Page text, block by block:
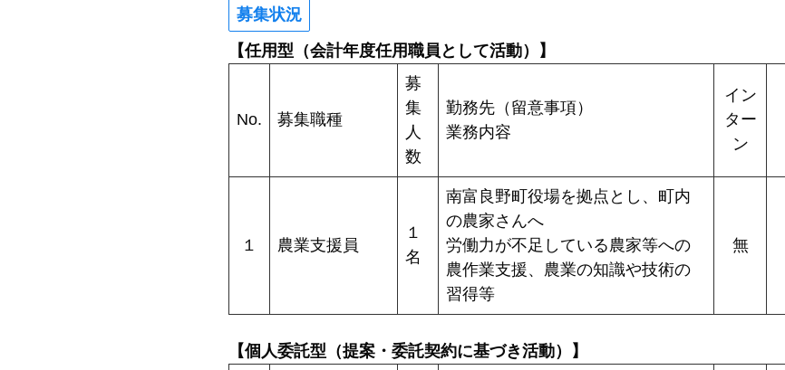
募集状況
【任用型（会計年度任用職員として活動）】
No. 募集職種
募
集
人
数
勤務先（留意事項）
業務内容
イン
ター
ン
１ 農業支援員
１
名
南富良野町役場を拠点とし、町内
の農家さんへ
労働力が不足している農家等への
農作業支援、農業の知識や技術の
習得等
無
【個人委託型（提案・委託契約に基づき活動）】